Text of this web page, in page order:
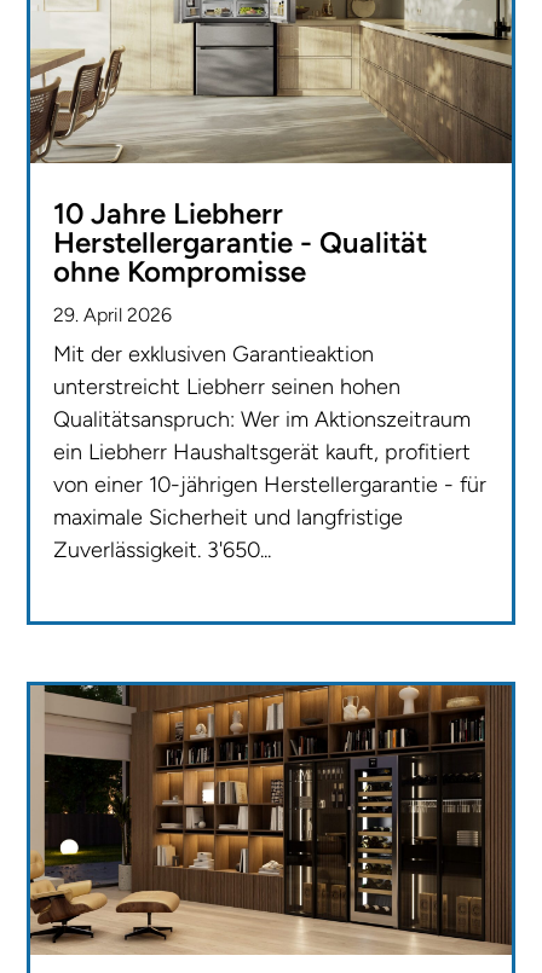
10 Jahre Liebherr
Herstellergarantie - Qualität
ohne Kompromisse
29. April 2026
Mit der exklusiven Garantieaktion
unterstreicht Liebherr seinen hohen
Qualitätsanspruch: Wer im Aktionszeitraum
ein Liebherr Haushaltsgerät kauft, profitiert
von einer 10-jährigen Herstellergarantie - für
maximale Sicherheit und langfristige
Zuverlässigkeit. 3'650...